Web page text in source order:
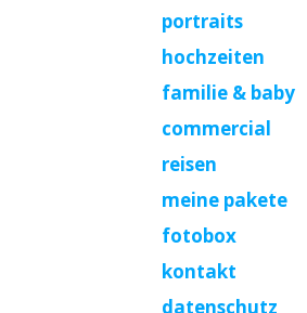
portraits
hochzeiten
familie & baby
commercial
reisen
meine pakete
fotobox
kontakt
datenschutz